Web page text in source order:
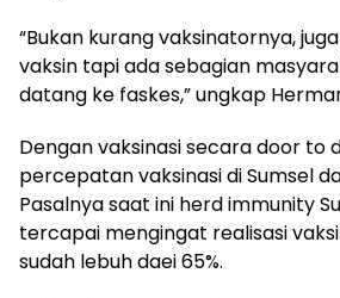
“Bukan kurang vaksinatornya,
vaksin tapi ada sebagian
datang ke faskes,” ungkap
Dengan vaksinasi secara door to
percepatan vaksinasi di Sumsel
Pasalnya saat ini herd immunity
tercapai mengingat realisasi
sudah lebuh daei 65%.